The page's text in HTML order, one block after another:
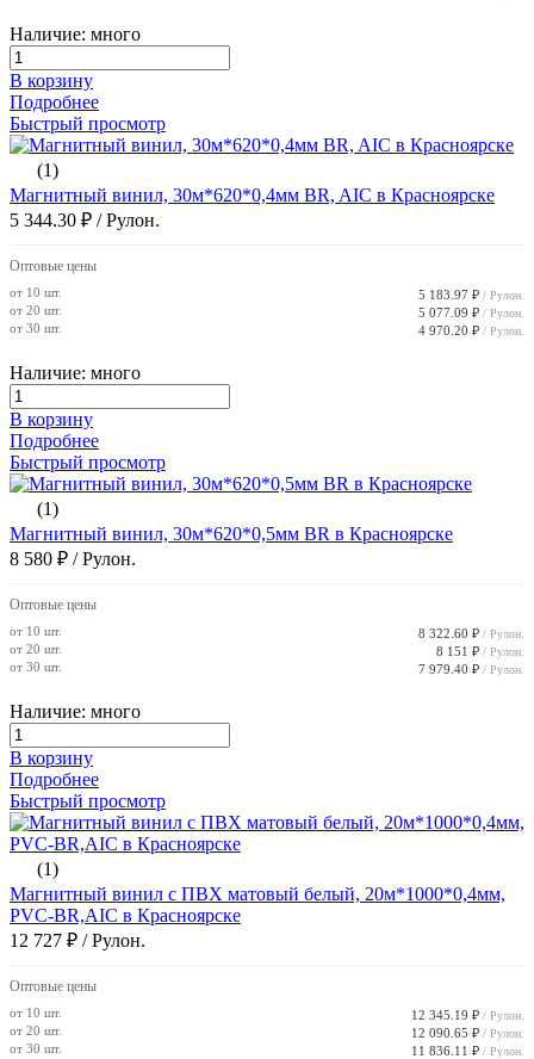
Наличие: много
В корзину
Подробнее
Быстрый просмотр
(1)
Магнитный винил, 30м*620*0,4мм BR, AIC в Красноярске
5 344.30 ₽ / Рулон.
Оптовые цены
от 10 шт. 5 183.97 ₽ / Рулон.
от 20 шт. 5 077.09 ₽ / Рулон.
от 30 шт. 4 970.20 ₽ / Рулон.
Наличие: много
В корзину
Подробнее
Быстрый просмотр
(1)
Магнитный винил, 30м*620*0,5мм BR в Красноярске
8 580 ₽ / Рулон.
Оптовые цены
от 10 шт. 8 322.60 ₽ / Рулон.
от 20 шт. 8 151 ₽ / Рулон.
от 30 шт. 7 979.40 ₽ / Рулон.
Наличие: много
В корзину
Подробнее
Быстрый просмотр
(1)
Магнитный винил с ПВХ матовый белый, 20м*1000*0,4мм,
PVC-BR,AIC в Красноярске
12 727 ₽ / Рулон.
Оптовые цены
от 10 шт. 12 345.19 ₽ / Рулон.
от 20 шт. 12 090.65 ₽ / Рулон.
от 30 шт. 11 836.11 ₽ / Рулон.